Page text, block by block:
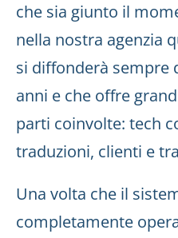
che sia giunto il
nella nostra agenzia
si diffonderà sempre
anni e che offre
parti coinvolte: tech
traduzioni, clienti e
Una volta che il
completamente